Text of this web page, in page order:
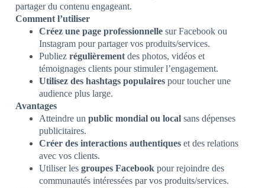
partager du contenu engageant.
Comment l’utiliser
Créez une page professionnelle sur Facebook ou
Instagram pour partager vos produits/services.
Publiez régulièrement des photos, vidéos et
témoignages clients pour stimuler l’engagement.
Utilisez des hashtags populaires pour toucher une
audience plus large.
Avantages
Atteindre un public mondial ou local sans dépenses
publicitaires.
Créer des interactions authentiques et des relations
avec vos clients.
Utiliser les groupes Facebook pour rejoindre des
communautés intéressées par vos produits/services.